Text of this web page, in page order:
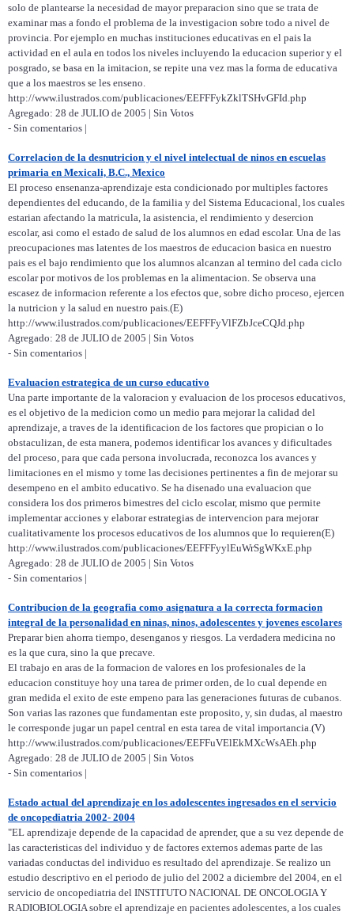
solo de plantearse la necesidad de mayor preparacion sino que se trata de
examinar mas a fondo el problema de la investigacion sobre todo a nivel de
provincia. Por ejemplo en muchas instituciones educativas en el pais la
actividad en el aula en todos los niveles incluyendo la educacion superior y el
posgrado, se basa en la imitacion, se repite una vez mas la forma de educativa
que a los maestros se les enseno.
http://www.ilustrados.com/publicaciones/EEFFFykZklTSHvGFId.php
Agregado: 28 de JULIO de 2005 | Sin Votos
- Sin comentarios |
Correlacion de la desnutricion y el nivel intelectual de ninos en escuelas
primaria en Mexicali, B.C., Mexico
El proceso ensenanza-aprendizaje esta condicionado por multiples factores
dependientes del educando, de la familia y del Sistema Educacional, los cuales
estarian afectando la matricula, la asistencia, el rendimiento y desercion
escolar, asi como el estado de salud de los alumnos en edad escolar. Una de las
preocupaciones mas latentes de los maestros de educacion basica en nuestro
pais es el bajo rendimiento que los alumnos alcanzan al termino del cada ciclo
escolar por motivos de los problemas en la alimentacion. Se observa una
escasez de informacion referente a los efectos que, sobre dicho proceso, ejercen
la nutricion y la salud en nuestro pais.(E)
http://www.ilustrados.com/publicaciones/EEFFFyVlFZbJceCQJd.php
Agregado: 28 de JULIO de 2005 | Sin Votos
- Sin comentarios |
Evaluacion estrategica de un curso educativo
Una parte importante de la valoracion y evaluacion de los procesos educativos,
es el objetivo de la medicion como un medio para mejorar la calidad del
aprendizaje, a traves de la identificacion de los factores que propician o lo
obstaculizan, de esta manera, podemos identificar los avances y dificultades
del proceso, para que cada persona involucrada, reconozca los avances y
limitaciones en el mismo y tome las decisiones pertinentes a fin de mejorar su
desempeno en el ambito educativo. Se ha disenado una evaluacion que
considera los dos primeros bimestres del ciclo escolar, mismo que permite
implementar acciones y elaborar estrategias de intervencion para mejorar
cualitativamente los procesos educativos de los alumnos que lo requieren(E)
http://www.ilustrados.com/publicaciones/EEFFFyylEuWrSgWKxE.php
Agregado: 28 de JULIO de 2005 | Sin Votos
- Sin comentarios |
Contribucion de la geografia como asignatura a la correcta formacion
integral de la personalidad en ninas, ninos, adolescentes y jovenes escolares
Preparar bien ahorra tiempo, desenganos y riesgos. La verdadera medicina no
es la que cura, sino la que precave.
El trabajo en aras de la formacion de valores en los profesionales de la
educacion constituye hoy una tarea de primer orden, de lo cual depende en
gran medida el exito de este empeno para las generaciones futuras de cubanos.
Son varias las razones que fundamentan este proposito, y, sin dudas, al maestro
le corresponde jugar un papel central en esta tarea de vital importancia.(V)
http://www.ilustrados.com/publicaciones/EEFFuVElEkMXcWsAEh.php
Agregado: 28 de JULIO de 2005 | Sin Votos
- Sin comentarios |
Estado actual del aprendizaje en los adolescentes ingresados en el servicio
de oncopediatria 2002- 2004
"EL aprendizaje depende de la capacidad de aprender, que a su vez depende de
las caracteristicas del individuo y de factores externos ademas parte de las
variadas conductas del individuo es resultado del aprendizaje. Se realizo un
estudio descriptivo en el periodo de julio del 2002 a diciembre del 2004, en el
servicio de oncopediatria del INSTITUTO NACIONAL DE ONCOLOGIA Y
RADIOBIOLOGIA sobre el aprendizaje en pacientes adolescentes, a los cuales